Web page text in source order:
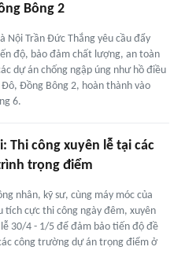
Bông 2
Nội Trần Đức Thắng yêu cầu đẩy
độ, bảo đảm chất lượng, an toàn
dự án chống ngập úng như hồ điều
Đô, Đồng Bông 2, hoàn thành vào
6.
Thi công xuyên lễ tại các
trọng điểm
nhân, kỹ sư, cùng máy móc của
tích cực thi công ngày đêm, xuyên
30/4 - 1/5 để đảm bảo tiến độ đề
công trường dự án trọng điểm ở